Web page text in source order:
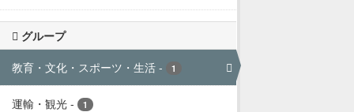
グループ
教育・文化・スポーツ・生活 - 1
運輸・観光 - 1